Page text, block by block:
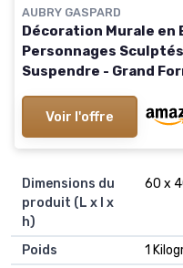
AUBRY GASPARD
Décoration Murale en
Personnages
Suspendre - Grand
Voir l'offre
Dimensions du
produit (L x l x
h)
‎60 x
Poids
‎1